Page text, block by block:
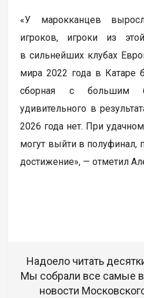
«У марокканцев
игроков, игроки из
в сильнейших клубах
мира 2022 года в Катаре
сборная с большим
удивительного в
2026 года нет. При
могут выйти в полуфинал,
достижение», — отметил
Надоело читать
Мы собрали все самые
новости